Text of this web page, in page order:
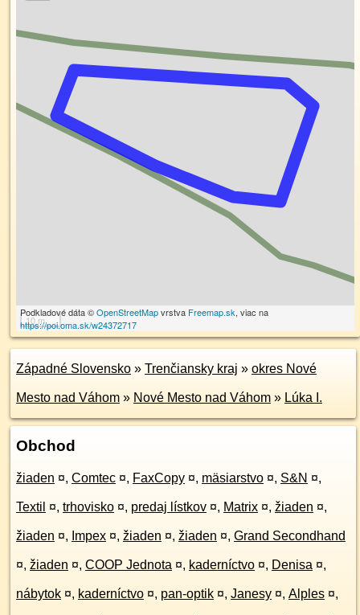
10 m
Podkladové dáta ©OpenStreetMapvrstva Freemap.sk, viac na
https://poi.oma.sk/w24372717
Západné Slovensko » Trenčiansky kraj » okres Nové
Mesto nad Váhom » Nové Mesto nad Váhom » Lúka I.
Obchod
žiaden ¤, Comtec ¤, FaxCopy ¤, mäsiarstvo ¤, S&N ¤,
Textil ¤, trhovisko ¤, predaj lístkov ¤, Matrix ¤, žiaden ¤,
žiaden ¤, Impex ¤, žiaden ¤, žiaden ¤, Grand Secondhand
¤, žiaden ¤, COOP Jednota ¤, kaderníctvo ¤, Denisa ¤,
nábytok ¤, kaderníctvo ¤, pan-optik ¤, Janesy ¤, Alples ¤,